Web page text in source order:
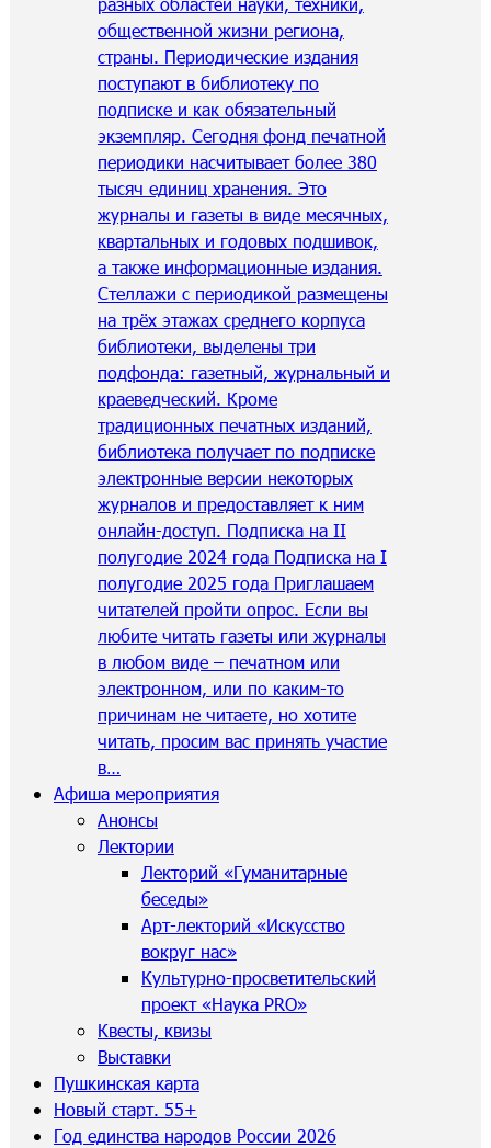
общественной жизни региона,
страны. Периодические издания
поступают в библиотеку по
подписке и как обязательный
экземпляр. Сегодня фонд печатной
периодики насчитывает более 380
тысяч единиц хранения. Это
журналы и газеты в виде месячных,
квартальных и годовых подшивок,
а также информационные издания.
Стеллажи с периодикой размещены
на трёх этажах среднего корпуса
библиотеки, выделены три
подфонда: газетный, журнальный и
краеведческий. Кроме
традиционных печатных изданий,
библиотека получает по подписке
электронные версии некоторых
журналов и предоставляет к ним
онлайн-доступ. Подписка на II
полугодие 2024 года Подписка на I
полугодие 2025 года Приглашаем
читателей пройти опрос. Если вы
любите читать газеты или журналы
в любом виде – печатном или
электронном, или по каким-то
причинам не читаете, но хотите
читать, просим вас принять участие
в…
Афиша мероприятия
Анонсы
Лектории
Лекторий «Гуманитарные
беседы»
Арт-лекторий «Искусство
вокруг нас»
Культурно-просветительский
проект «Наука PRO»
Квесты, квизы
Выставки
Пушкинская карта
Новый старт. 55+
Год единства народов России 2026